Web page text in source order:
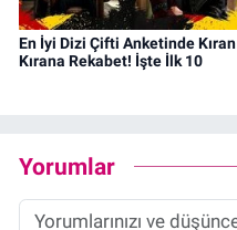
En İyi Dizi Çifti Anketinde Kıran
Kırana Rekabet! İşte İlk 10
Yorumlar